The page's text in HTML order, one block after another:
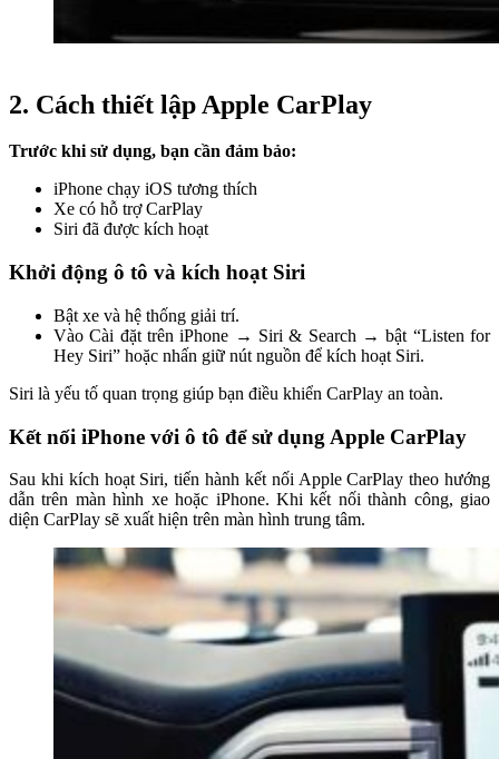
2. Cách thiết lập Apple CarPlay
Trước khi sử dụng, bạn cần đảm bảo:
iPhone chạy iOS tương thích
Xe có hỗ trợ CarPlay
Siri đã được kích hoạt
Khởi động ô tô và kích hoạt Siri
Bật xe và hệ thống giải trí.
Vào Cài đặt trên iPhone → Siri & Search → bật “Listen for
Hey Siri” hoặc nhấn giữ nút nguồn để kích hoạt Siri.
Siri là yếu tố quan trọng giúp bạn điều khiển CarPlay an toàn.
Kết nối iPhone với ô tô để sử dụng Apple CarPlay
Sau khi kích hoạt Siri, tiến hành kết nối Apple CarPlay theo hướng
dẫn trên màn hình xe hoặc iPhone. Khi kết nối thành công, giao
diện CarPlay sẽ xuất hiện trên màn hình trung tâm.